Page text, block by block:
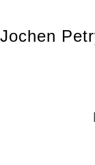
Jochen